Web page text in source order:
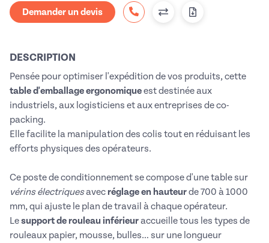
Demander un devis
DESCRIPTION
Pensée pour optimiser l'expédition de vos produits, cette
table d'emballage ergonomiqueest destinée aux
industriels, aux logisticiens et aux entreprises de co-
packing.
Elle facilite la manipulation des colis tout en réduisant les
efforts physiques des opérateurs.
Ce poste de conditionnement se compose d'une table sur
vérins électriquesavec réglage en hauteurde 700 à 1000
mm, qui ajuste le plan de travail à chaque opérateur.
Lesupport de rouleau inférieuraccueille tous les types de
rouleaux papier, mousse, bulles… sur une longueur